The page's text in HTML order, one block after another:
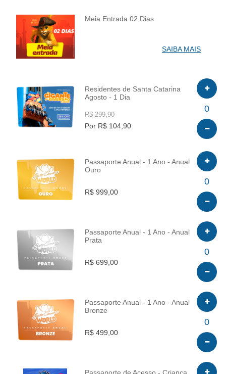
INFO
Meia Entrada 02 Dias
SAIBA MAIS
INFO
Residentes de Santa Catarina
Agosto - 1 Dia
R$ 299,90
Por R$ 104,90
0
INFO
Passaporte Anual - 1 Ano - Anual
Ouro
R$ 999,00
0
INFO
Passaporte Anual - 1 Ano - Anual
Prata
R$ 699,00
0
INFO
Passaporte Anual - 1 Ano - Anual
Bronze
R$ 499,00
0